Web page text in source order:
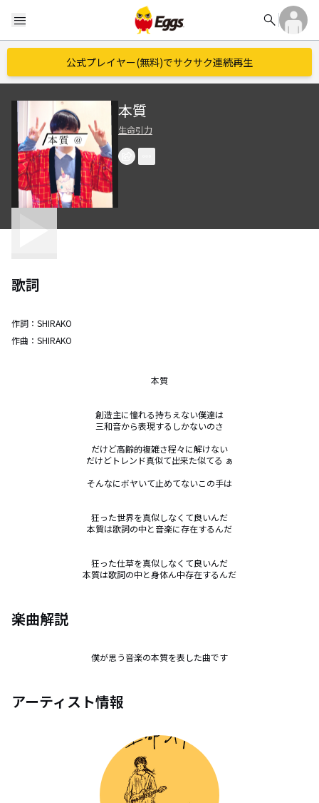
menu search
公式プレイヤー(無料)でサクサク連続再生
本質
生命引力
歌詞
作詞： SHIRAKO
作曲： SHIRAKO
本質
創造主に憧れる持ちえない僕達は
三和音から表現するしかないのさ
だけど高齢的複雑さ程々に解けない
だけどトレンド真似て出来た似てる ぁ
そんなにボヤいて止めてないこの手は
狂った世界を真似しなくて良いんだ
本質は歌詞の中と音楽に存在するんだ
狂った仕草を真似しなくて良いんだ
本質は歌詞の中と身体ん中存在するんだ
楽曲解説
僕が思う音楽の本質を表した曲です
アーティスト情報